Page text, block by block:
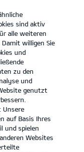
KONTAKT
sind aktiv
alle weiteren
willigen Sie
und
zu den
und
genutzt
Unsere
auf Basis Ihres
und spielen
Websites